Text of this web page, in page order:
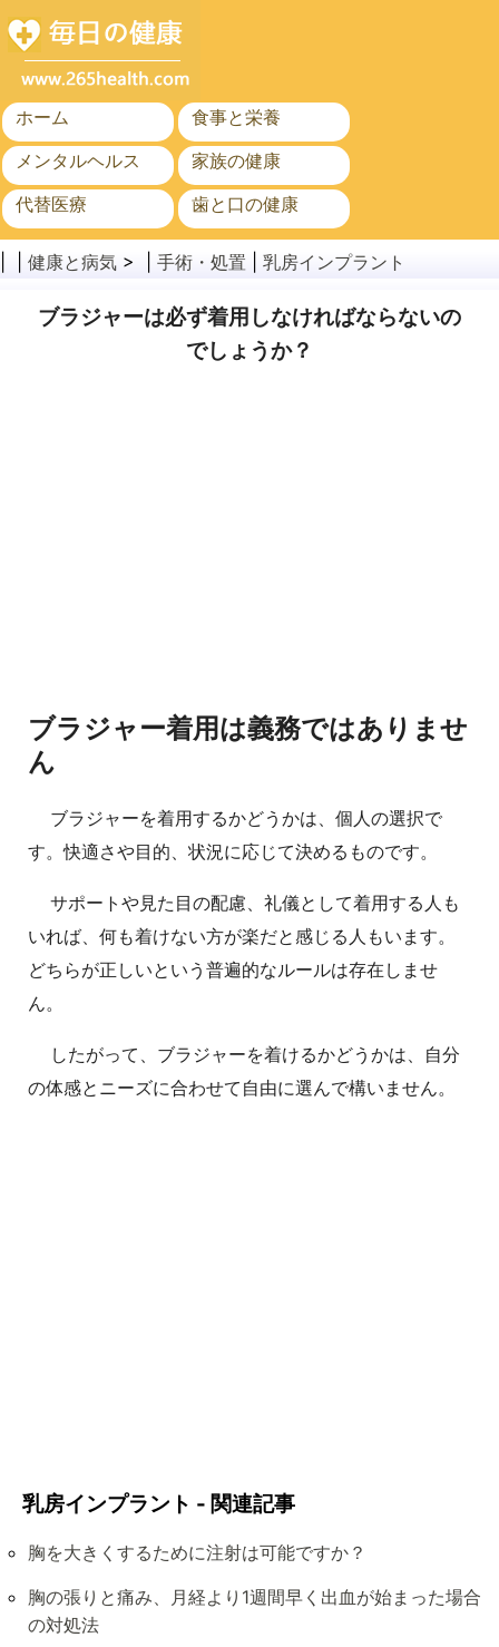
ホーム
食事と栄養
メンタルヘルス
家族の健康
代替医療
歯と口の健康
がん
公衆衛生
健康と病気 > | 手術・処置 乳房インプラント
ブラジャーは必ず着用しなければならないの
でしょうか？
ブラジャー着用は義務ではありませ
ん
ブラジャーを着用するかどうかは、個人の選択で
す。快適さや目的、状況に応じて決めるものです。
サポートや見た目の配慮、礼儀として着用する人も
いれば、何も着けない方が楽だと感じる人もいます。
どちらが正しいという普遍的なルールは存在しませ
ん。
したがって、ブラジャーを着けるかどうかは、自分
の体感とニーズに合わせて自由に選んで構いません。
乳房インプラント - 関連記事
胸を大きくするために注射は可能ですか？
胸の張りと痛み、月経より1週間早く出血が始まった場合
の対処法